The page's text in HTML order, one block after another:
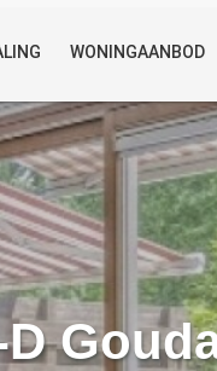
WONINGAANBOD
D